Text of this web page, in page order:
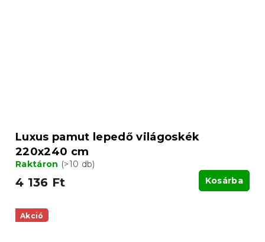
Luxus pamut lepedő világoskék
220x240 cm
Raktáron (>10 db)
4 136 Ft Kosárba
Akció